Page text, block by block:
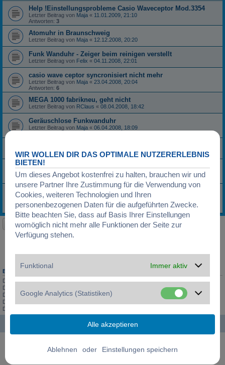
Help !Einstellungsprobleme Casio Waveceptor Mod.3354
Letzter Beitrag von Maja « 11.01.2009, 21:10
Antworten: 3
Atomuhr in Braunschweig
Letzter Beitrag von Maja « 12.12.2008, 20:20
Funk Wanduhr - Zeiger beim reinigen verstellt
Letzter Beitrag von Felix « 04.11.2008, 22:01
casio wave ceptor syncronisiert nicht mehr
Letzter Beitrag von Maja « 23.04.2008, 20:04
Antworten: 6
MEGA 1000 fabrikneu, geht nicht
Letzter Beitrag von RClaus « 08.04.2008, 18:42
Geräuschlose Funkwanduhr
Letzter Beitrag von Maja « 06.04.2008, 18:09
Letzter Beitrag vonG-H-L « 27.04.2007, 17:00
Funkuhr ohne Batterie
Letzter Beitrag vonUhrfan«13.03.2007, 07:36
Antworten: 5
Funkuhr weltweit nutzbar?
Letzter Beitrag von UMM «09.03.2007, 00:18
Antworten:15
Neues Thema
BERECHTIGUNGEN IN DIESEM FORUM
Du darfstkeineneuen Themen in diesem Forum erstellen.
Du darfst
Du darfst deine Beiträge in diesem Forumnicht
Du darfst deine Beiträge in diesem Forum
Du darfst
Foren-Übersicht
Deutsche Übersetzung durchphpBB.de
WIR WOLLEN DIR DAS OPTIMALE NUTZERERLEBNIS
BIETEN!
Um dieses Angebot kostenfrei zu halten, brauchen wir und
unsere Partner Ihre Zustimmung für die Verwendung von
Cookies, weiteren Technologien und Ihren
personenbezogenen Daten für die aufgeführten Zwecke.
Bitte beachten Sie, dass auf Basis Ihrer Einstellungen
womöglich nicht mehr alle Funktionen der Seite zur
Verfügung stehen.
Funktional Immer aktiv
Google Analytics (Statistiken)
oder